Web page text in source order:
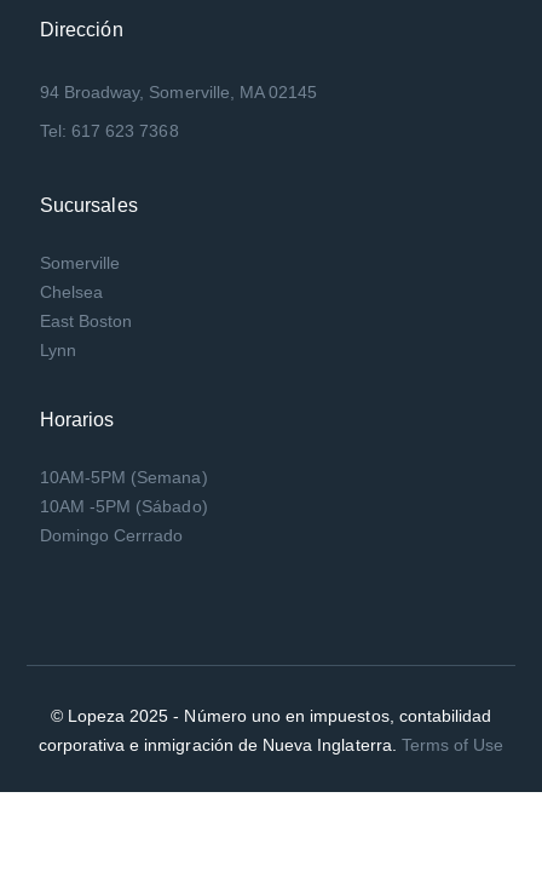
Dirección
94 Broadway, Somerville, MA 02145
Tel: 617 623 7368
Sucursales
Somerville
Chelsea
East Boston
Lynn
Horarios
10AM-5PM (Semana)
10AM -5PM (Sábado)
Domingo Cerrrado
© Lopeza 2025 - Número uno en impuestos, contabilidad
corporativa e inmigración de Nueva Inglaterra. Terms of Use